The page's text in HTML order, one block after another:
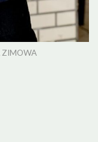
ZIMOWA